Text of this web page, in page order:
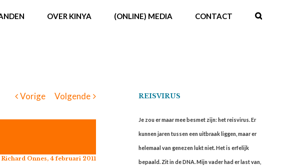
OVER KINYA (ONLINE) MEDIA CONTACT
Vorige Volgende
Onnes, 4 februari 2011
REISVIRUS
Je zou er maar mee besmet zijn: het reisvirus. Er
kunnen jaren tussen een uitbraak liggen, maar er
helemaal van genezen lukt niet. Het is erfelijk
bepaald. Zit in de DNA. Mijn vader had er last van,